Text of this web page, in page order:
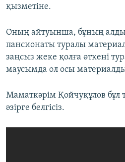
қызметіне.
Оның айтуынша, бұның
пансионаты туралы
заңсыз жеке қолға өткені
маусымда ол осы
Маматкәрім Қойчуқұлов бұл
әзірге белгісіз.